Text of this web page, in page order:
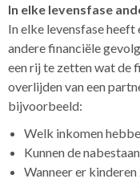
In elke levensfase
In elke levensfase
andere financiële
een rij te zetten wat de
overlijden van een
bijvoorbeeld:
Welk inkomen
Kunnen de
Wanneer er